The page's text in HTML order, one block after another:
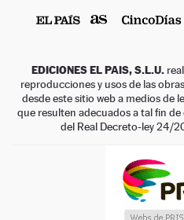
EDICIONES EL PAIS, S.L.U.
reproducciones y usos de las
desde este sitio web a medios de
que resulten adecuados a tal fin
del Real Decreto-ley 24/